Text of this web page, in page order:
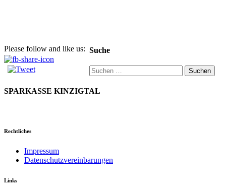
Please follow and like us: Suche
Suchen
nach:
SPARKASSE KINZIGTAL
Rechtliches
Impressum
Datenschutzvereinbarungen
Links